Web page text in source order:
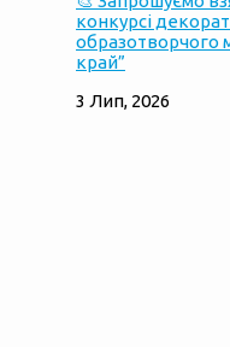
конкурсі
образотворчого
край”
3 Лип, 2026